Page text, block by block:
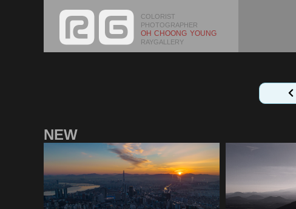
COLORIST
PHOTOGRAPHER
OH CHOONG YOUNG
RAYGALLERY
NEW